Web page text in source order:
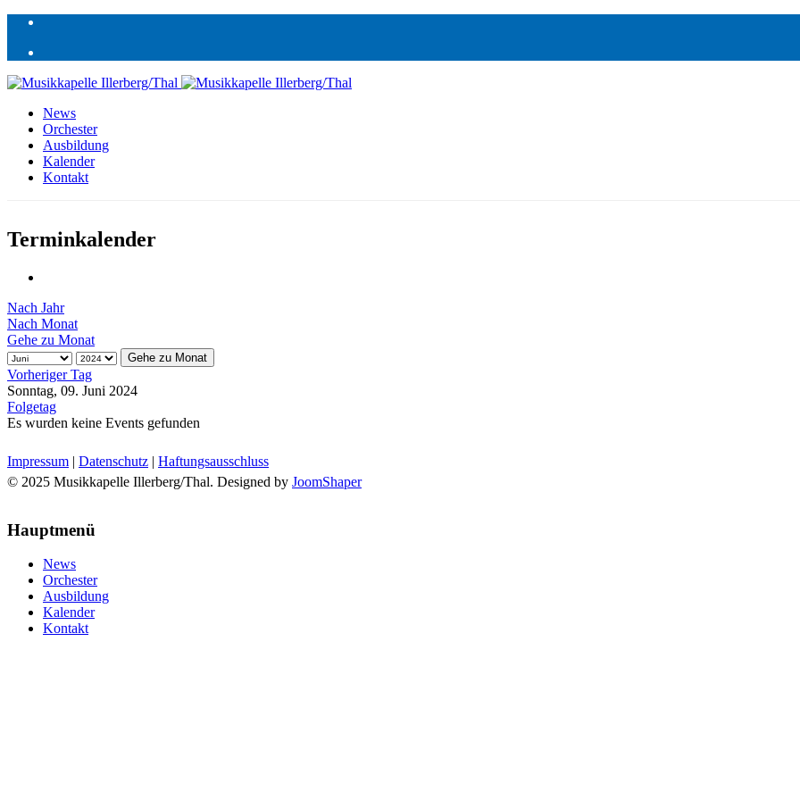
News
Orchester
Ausbildung
Kalender
Kontakt
Terminkalender
Nach Jahr
Nach Monat
Gehe zu Monat
Gehe zu Monat
Vorheriger Tag
Sonntag, 09. Juni 2024
Folgetag
Es wurden keine Events gefunden
Impressum | Datenschutz | Haftungsausschluss
© 2025 Musikkapelle Illerberg/Thal. Designed by JoomShaper
Hauptmenü
News
Orchester
Ausbildung
Kalender
Kontakt